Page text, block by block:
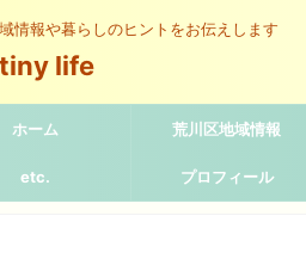
情報や暮らしのヒントをお伝えします
life
ホーム 荒川区地域情報
etc. プロフィール